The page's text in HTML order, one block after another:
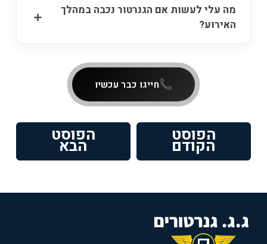
מה עלי לעשות אם הגנרטור נכבה במהלך
האירוע?
חייגו כבר עכשיו
ניווט הפוסט
הקודםקודם:
הפוסט
הבאהפוסט
הבא: